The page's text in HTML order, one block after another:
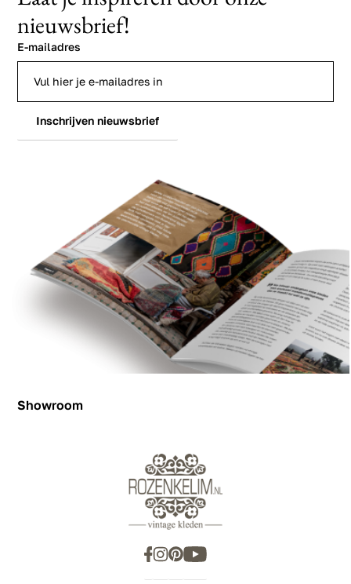
Showroom
nieuwsbrief!
E-mailadres
Inschrijven nieuwsbrief